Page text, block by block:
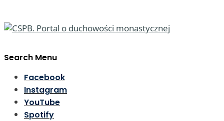
Search Menu
Facebook
Instagram
YouTube
Spotify